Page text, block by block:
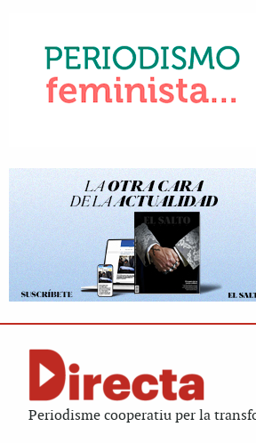
Periodisme cooperatiu per la